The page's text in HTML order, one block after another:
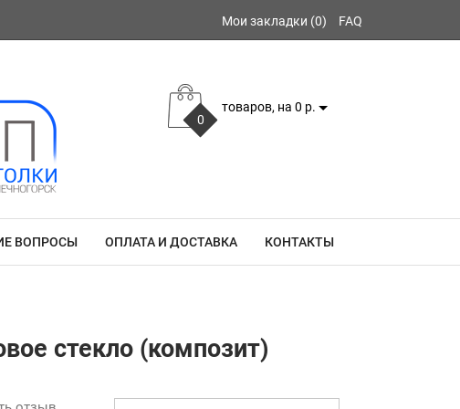
Мои закладки (0) FAQ
0
товаров, на 0 р.
ВОПРОСЫ ОПЛАТА И ДОСТАВКА КОНТАКТЫ
стекло (композит)